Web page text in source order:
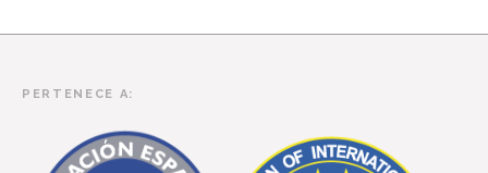
Invernales
PERTENECE A: